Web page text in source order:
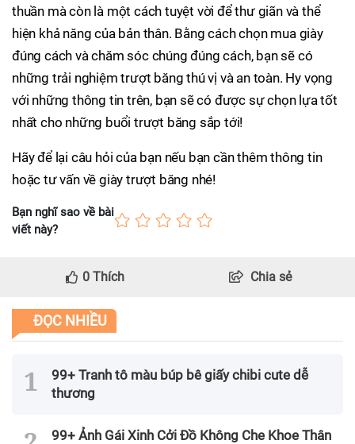
thuần mà còn là một cách tuyệt vời để thư giãn và thể
hiện khả năng của bản thân. Bằng cách chọn mua giày
đúng cách và chăm sóc chúng đúng cách, bạn sẽ có
những trải nghiệm trượt băng thú vị và an toàn. Hy vọng
với những thông tin trên, bạn sẽ có được sự chọn lựa tốt
nhất cho những buổi trượt băng sắp tới!
Hãy để lại câu hỏi của bạn nếu bạn cần thêm thông tin
hoặc tư vấn về giày trượt băng nhé!
Bạn nghĩ sao về bài
viết này?
0 Thích Chia sẻ
ĐỌC NHIỀU
99+ Tranh tô màu búp bê giấy chibi cute dễ
thương
99+ Ảnh Gái Xinh Cởi Đồ Không Che Khoe Thân